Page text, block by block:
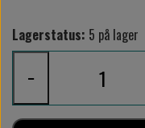
Lagerstatus: 5 på lager
−